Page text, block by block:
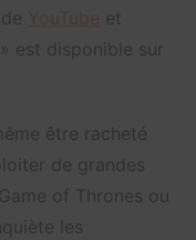
et
est disponible sur
être racheté
de grandes
of Thrones ou
les